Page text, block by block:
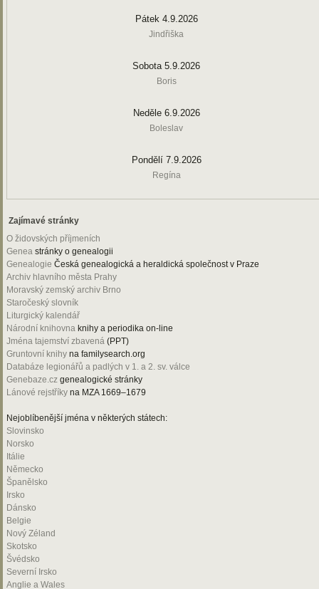
Pátek 4.9.2026
Jindřiška
Sobota 5.9.2026
Boris
Neděle 6.9.2026
Boleslav
Pondělí 7.9.2026
Regína
Zajímavé stránky
O židovských příjmeních
Genea stránky o genealogii
Genealogie Česká genealogická a heraldická společnost v Praze
Archiv hlavního města Prahy
Moravský zemský archiv Brno
Staročeský slovník
Liturgický kalendář
Národní knihovna knihy a periodika on-line
Jména tajemství zbavená (PPT)
Gruntovní knihy na familysearch.org
Databáze legionářů a padlých v 1. a 2. sv. válce
Genebaze.cz genealogické stránky
Lánové rejstříky na MZA 1669–1679
Nejoblíbenější jména v některých státech:
Slovinsko
Norsko
Itálie
Německo
Španělsko
Irsko
Dánsko
Belgie
Nový Zéland
Skotsko
Švédsko
Severní Irsko
Anglie a Wales